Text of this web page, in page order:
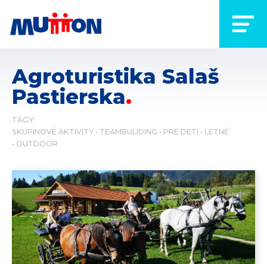
Agroturistika Salaš
Pastierska
TAGY:
SKUPINOVÉ AKTIVITY
TEAMBULIDING PRE DETI
LETNÉ
OUTDOOR